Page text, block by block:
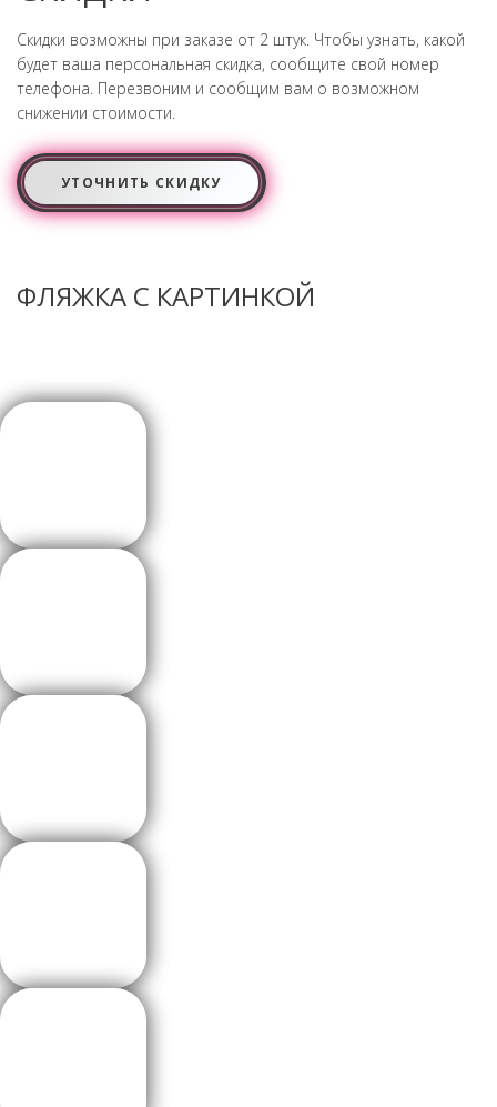
Скидки возможны при заказе от 2 штук. Чтобы узнать, какой
будет ваша персональная скидка, сообщите свой номер
телефона. Перезвоним и сообщим вам о возможном
снижении стоимости.
УТОЧНИТЬ СКИДКУ
ФЛЯЖКА С КАРТИНКОЙ